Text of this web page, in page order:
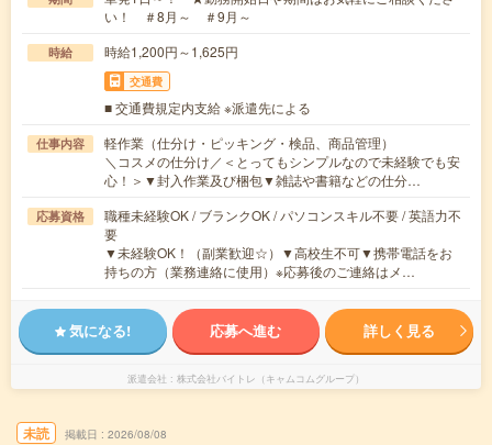
い！ ＃8月～ ＃9月～
時給 時給1,200円～1,625円
交通費
■ 交通費規定内支給 ※派遣先による
仕事内容
軽作業（仕分け・ピッキング・検品、商品管理）
＼コスメの仕分け／＜とってもシンプルなので未経験でも安
心！＞▼封入作業及び梱包▼雑誌や書籍などの仕分…
応募資格
職種未経験OK / ブランクOK / パソコンスキル不要 / 英語力不
要
▼未経験OK！（副業歓迎☆）▼高校生不可▼携帯電話をお
持ちの方（業務連絡に使用）※応募後のご連絡はメ…
気になる! 応募へ進む 詳しく見る
派遣会社 株式会社バイトレ（キャムコムグループ）
未読 掲載日 2026/08/08